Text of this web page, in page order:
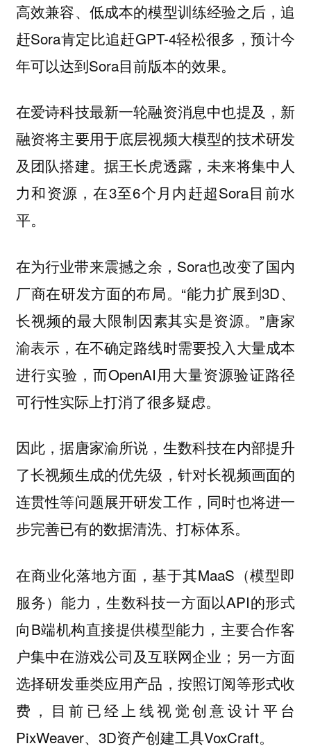
高效兼容、低成本的模型训练经验之后，追
赶Sora肯定比追赶GPT-4轻松很多，预计今
年可以达到Sora目前版本的效果。
在爱诗科技最新一轮融资消息中也提及，新
融资将主要用于底层视频大模型的技术研发
及团队搭建。据王长虎透露，未来将集中人
力和资源，在3至6个月内赶超Sora目前水
平。
在为行业带来震撼之余，Sora也改变了国内
厂商在研发方面的布局。“能力扩展到3D、
长视频的最大限制因素其实是资源。”唐家
渝表示，在不确定路线时需要投入大量成本
进行实验，而OpenAI用大量资源验证路径
可行性实际上打消了很多疑虑。
因此，据唐家渝所说，生数科技在内部提升
了长视频生成的优先级，针对长视频画面的
连贯性等问题展开研发工作，同时也将进一
步完善已有的数据清洗、打标体系。
在商业化落地方面，基于其MaaS（模型即
服务）能力，生数科技一方面以API的形式
向B端机构直接提供模型能力，主要合作客
户集中在游戏公司及互联网企业；另一方面
选择研发垂类应用产品，按照订阅等形式收
费，目前已经上线视觉创意设计平台
PixWeaver、3D资产创建工具VoxCraft。